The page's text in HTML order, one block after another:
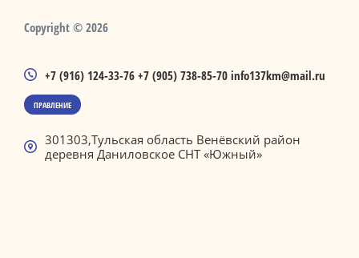
Copyright © 2026
+7 (916) 124-33-76 +7 (905) 738-85-70 info137km@mail.ru
ПРАВЛЕНИЕ
301303,Тульская область Венёвский район
деревня Даниловское CНТ «Южный»